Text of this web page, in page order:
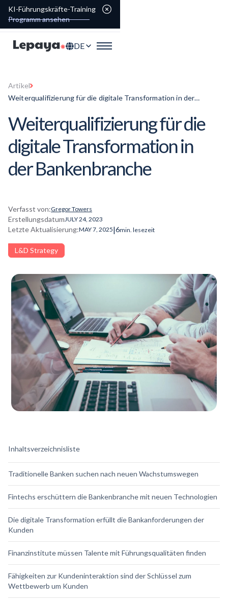
KI-Führungskräfte-Training
Programm ansehen
DE
Artikel
Weiterqualifizierung für die digitale Transformation in der
Weiterqualifizierungfür die
digitale Transformation in
der Bankenbranche
Verfasst von:Gregor Towers
ErstellungsdatumJULY 24, 2023
Letzte Aktualisierung:MAY 7, 2025|6min. lesezeit
L&D Strategy
Inhaltsverzeichnisliste
Traditionelle Banken suchen nach neuen Wachstumswegen
Fintechs erschüttern die Bankenbranche mit neuen Technologien
Die digitale Transformation erfüllt die Bankanforderungen der
Kunden
Finanzinstitute müssen Talente mit Führungsqualitäten finden
Fähigkeiten zur Kundeninteraktion sind der Schlüssel zum
Wettbewerb um Kunden